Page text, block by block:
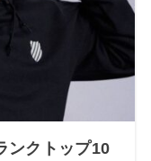
ンクトップ10